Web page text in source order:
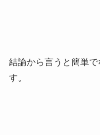
結論から言うと簡単
す。